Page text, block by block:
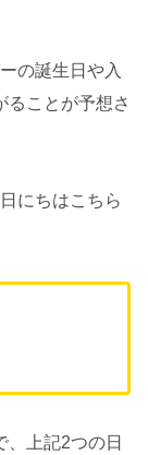
の誕生日や入
ることが予想さ
にちはこちら
、上記2つの日